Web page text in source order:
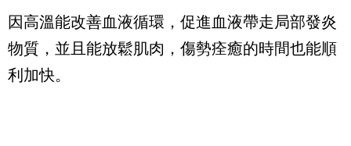
因高溫能改善血液循環，促進血液帶走局部發炎
物質，並且能放鬆肌肉，傷勢痊癒的時間也能順
利加快。